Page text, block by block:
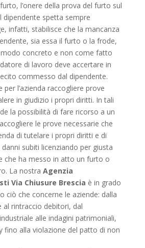
l’onere della prova del furto sul
dipendente spetta sempre
infatti, stabilisce che la mancanza
sia essa il furto o la frode,
modo concreto e non come fatto
di lavoro deve accertare in
commesso dal dipendente.
per l’azienda raccogliere prove
in giudizio i propri diritti. In tali
la possibilità di fare ricorso a un
le prove necessarie che
di tutelare i propri diritti e di
subiti licenziando per giusta
che ha messo in atto un furto o
La nostra Agenzia
Via Chiusure Brescia è in grado
ciò che concerne le aziende: dalla
al rintraccio debitori, dal
alle indagini patrimoniali,
fino alla violazione del patto di non